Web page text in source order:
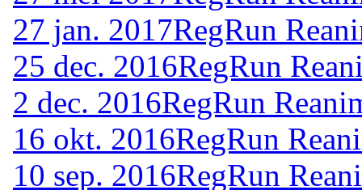
27 jan. 2017RegRun
25 dec. 2016RegRun
2 dec. 2016RegRun
16 okt. 2016RegRun
10 sep. 2016RegRun